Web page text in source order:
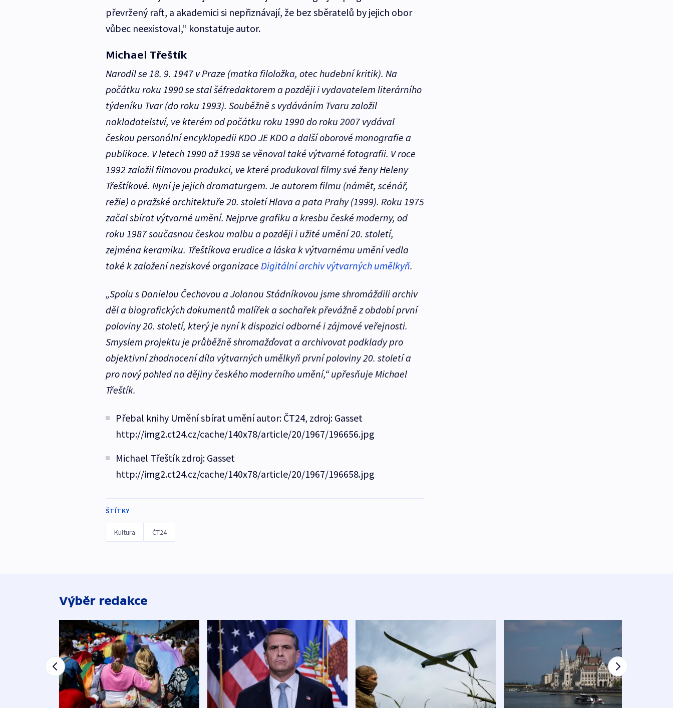
převržený raft, a akademici si nepřiznávají, že bez sběratelů by jejich obor
vůbec neexistoval,“ konstatuje autor.
Michael Třeštík
Narodil se 18. 9. 1947 v Praze (matka filoložka, otec hudební kritik). Na
počátku roku 1990 se stal šéfredaktorem a později i vydavatelem literárního
týdeníku Tvar (do roku 1993). Souběžně s vydáváním Tvaru založil
nakladatelství, ve kterém od počátku roku 1990 do roku 2007 vydával
českou personální encyklopedii KDO JE KDO a další oborové monografie a
publikace. V letech 1990 až 1998 se věnoval také výtvarné fotografii. V roce
1992 založil filmovou produkci, ve které produkoval filmy své ženy Heleny
Třeštíkové. Nyní je jejich dramaturgem. Je autorem filmu (námět, scénář,
režie) o pražské architektuře 20. století Hlava a pata Prahy (1999). Roku 1975
začal sbírat výtvarné umění. Nejprve grafiku a kresbu české moderny, od
roku 1987 současnou českou malbu a později i užité umění 20. století,
zejména keramiku. Třeštíkova erudice a láska k výtvarnému umění vedla
také k založení neziskové organizace Digitální archiv výtvarných umělkyň.
„Spolu s Danielou Čechovou a Jolanou Stádníkovou jsme shromáždili archiv
děl a biografických dokumentů malířek a sochařek převážně z období první
poloviny 20. století, který je nyní k dispozici odborné i zájmové veřejnosti.
Smyslem projektu je průběžně shromažďovat a archivovat podklady pro
objektivní zhodnocení díla výtvarných umělkyň první poloviny 20. století a
pro nový pohled na dějiny českého moderního umění,“ upřesňuje Michael
Třeštík.
Přebal knihy Umění sbírat umění autor: ČT24, zdroj: Gasset
http://img2.ct24.cz/cache/140x78/article/20/1967/196656.jpg
Michael Třeštík zdroj: Gasset
http://img2.ct24.cz/cache/140x78/article/20/1967/196658.jpg
ŠTÍTKY
Kultura ČT24
Výběr redakce